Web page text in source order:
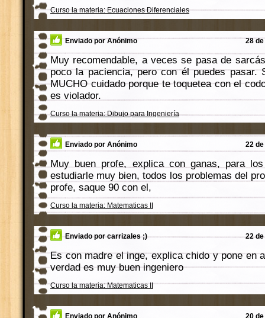
Curso la materia: Ecuaciones Diferenciales
Enviado por Anónimo 28
Muy recomendable, a veces se pasa de
poco la paciencia, pero con él puedes pasar.
MUCHO cuidado porque te toquetea con el
es violador.
Curso la materia: Dibujo para Ingeniería
Enviado por Anónimo 22
Muy buen profe, explica con ganas, para
estudiarle muy bien, todos los problemas del
profe, saque 90 con el,
Curso la materia: Matematicas II
Enviado por carrizales ;) 22
Es con madre el inge, explica chido y pone en
verdad es muy buen ingeniero
Curso la materia: Matematicas II
Enviado por Anónimo 20